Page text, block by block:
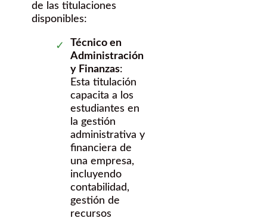
de las titulaciones
disponibles:
Técnico en
Administración
y Finanzas:
Esta titulación
capacita a los
estudiantes en
la gestión
administrativa y
financiera de
una empresa,
incluyendo
contabilidad,
gestión de
recursos